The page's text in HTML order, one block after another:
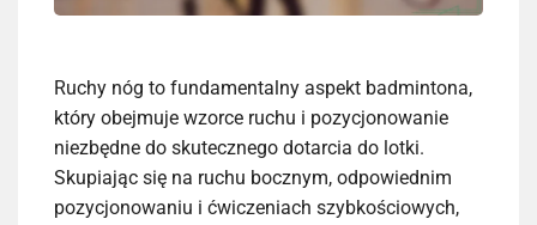
Ruchy nóg to fundamentalny aspekt badmintona,
który obejmuje wzorce ruchu i pozycjonowanie
niezbędne do skutecznego dotarcia do lotki.
Skupiając się na ruchu bocznym, odpowiednim
pozycjonowaniu i ćwiczeniach szybkościowych,